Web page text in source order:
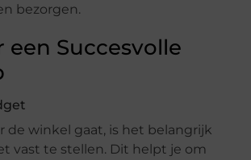
bezorgen.
een Succesvolle
de winkel gaat, is het belangrijk
vast te stellen. Dit helpt je om